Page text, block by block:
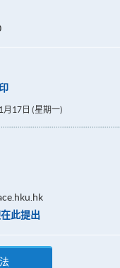
月17日 (星期一)
此提出